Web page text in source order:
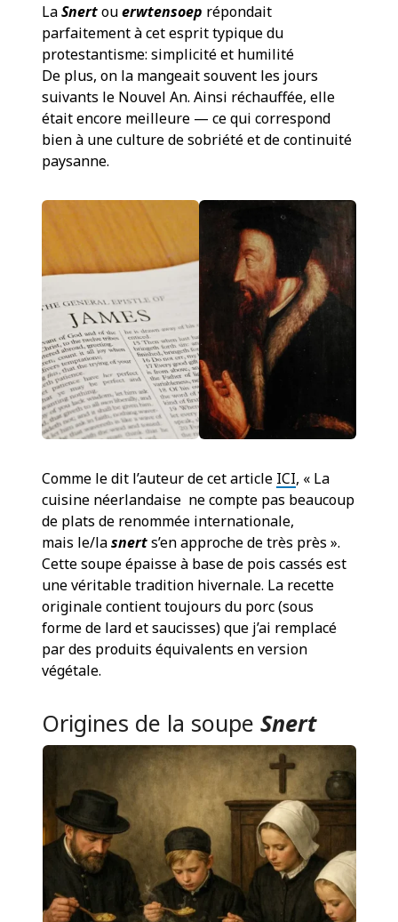
LaSnertouerwtensoep répondait
parfaitement à cet esprit typique du
protestantisme: simplicité et humilité
De plus, on la mangeait souvent les jours
suivants le Nouvel An. Ainsi réchauffée, elle
était encore meilleure — ce qui correspond
bien à une culture de sobriété et de continuité
paysanne.
Comme le dit l’auteur de cet article ICI, « La
cuisine néerlandaise ne compte pas beaucoup
de plats de renommée internationale,
mais le/lasnerts’en approche de très près ».
Cette soupe épaisse à base de pois cassés est
une véritable tradition hivernale. La recette
originale contient toujours du porc (sous
forme de lard et saucisses) que j’ai remplacé
par des produits équivalents en version
végétale.
Origines de la soupeSnert